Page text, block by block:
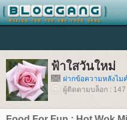
ฟ้าใสวันใหม่
ฝากข้อความหลังไมค์
ผู้ติดตามบล็อก :